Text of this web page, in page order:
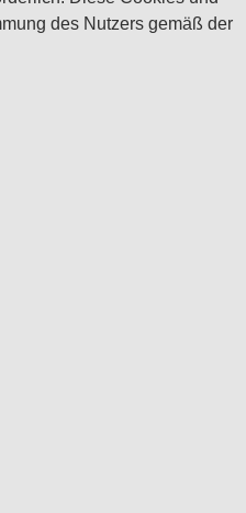
des Nutzers gemäß der